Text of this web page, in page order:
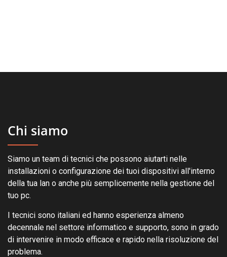
Chi siamo
Siamo un team di tecnici che possono aiutarti nelle
installazioni o configurazione dei tuoi dispositivi all'interno
della tua lan o anche più semplicemente nella gestione del
tuo pc.
I tecnici sono italiani ed hanno esperienza almeno
decennale nel settore informatico e supporto, sono in grado
di intervenire in modo efficace e rapido nella risoluzione del
problema.